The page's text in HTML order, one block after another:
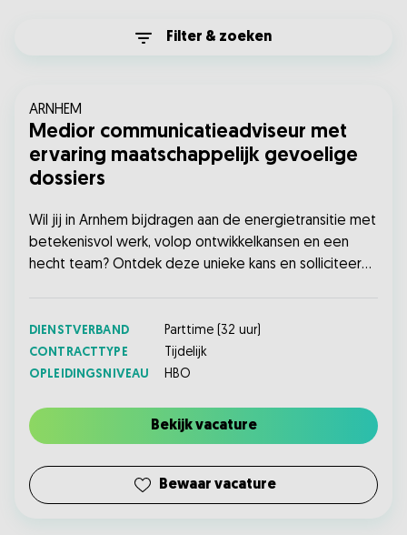
Filter & zoeken
ARNHEM
Medior communicatieadviseur met
ervaring maatschappelijk gevoelige
dossiers
Wil jij in Arnhem bijdragen aan de energietransitie met
betekenisvol werk, volop ontwikkelkansen en een
hecht team? Ontdek deze unieke kans en solliciteer
DIENSTVERBAND Parttime (32 uur)
CONTRACTTYPE
Tijdelijk
OPLEIDINGSNIVEAU
HBO
Bekijk vacature
Bewaar vacature